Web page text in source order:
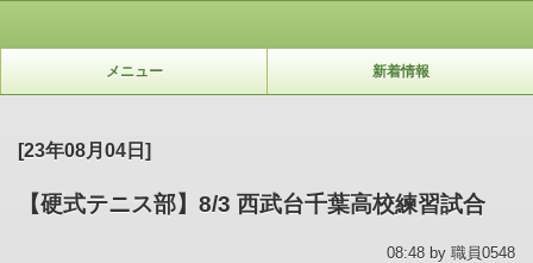
メニュー 新着情報
[23年08月04日]
【硬式テニス部】8/3 西武台千葉高校練習試合
08:48 by 職員0548